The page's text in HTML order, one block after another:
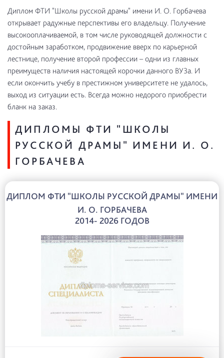
Диплом ФТИ "Школы русской драмы" имени И. О. Горбачева
открывает радужные перспективы его владельцу. Получение
высокооплачиваемой, в том числе руководящей должности с
достойным заработком, продвижение вверх по карьерной
лестнице, получение второй профессии – одни из главных
преимуществ наличия настоящей корочки данного ВУЗа. И
если окончить учебу в престижном университете не удалось,
выход из ситуации есть. Всегда можно недорого приобрести
бланк на заказ.
ДИПЛОМЫ ФТИ "ШКОЛЫ
РУССКОЙ ДРАМЫ" ИМЕНИ И. О.
ГОРБАЧЕВА
ДИПЛОМ ФТИ "ШКОЛЫ РУССКОЙ ДРАМЫ" ИМЕНИ
И. О. ГОРБАЧЕВА
2014- 2026 ГОДОВ